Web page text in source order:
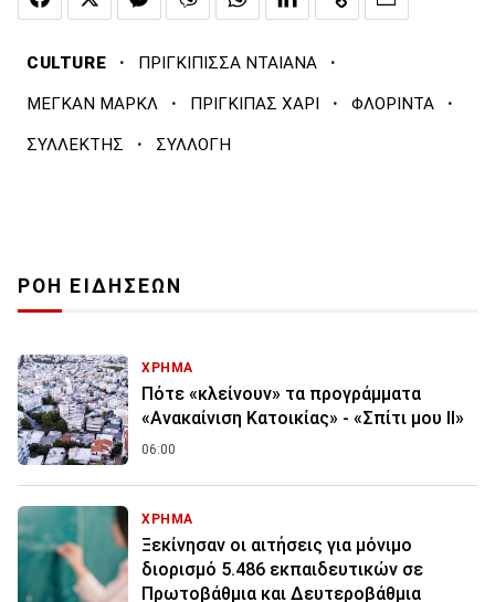
CULTURE · ΠΡΙΓΚΙΠΙΣΣΑ ΝΤΑΙΑΝΑ ·
ΜΕΓΚΑΝ ΜΑΡΚΛ · ΠΡΙΓΚΙΠΑΣ ΧΑΡΙ · ΦΛΟΡΙΝΤΑ ·
ΣΥΛΛΕΚΤΗΣ · ΣΥΛΛΟΓΗ
ΡΟΗ ΕΙΔΗΣΕΩΝ
ΧΡΗΜΑ
Πότε «κλείνουν» τα προγράμματα
«Ανακαίνιση Κατοικίας» - «Σπίτι μου ΙΙ»
06:00
ΧΡΗΜΑ
Ξεκίνησαν οι αιτήσεις για μόνιμο
διορισμό 5.486 εκπαιδευτικών σε
Πρωτοβάθμια και Δευτεροβάθμια